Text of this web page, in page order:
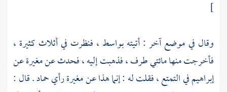
]
وقال في موضع آخر : أتيتهبواسط ، فنظرت في أثلاث كثيرة ،
فأخرجت منها مائتي طرف ، فذهبت إليه ، فحدث عنمغيرةعن
إبراهيمفي التمتع ، فقلت له : إنما هذا عنمغيرةرأيحماد. قال :